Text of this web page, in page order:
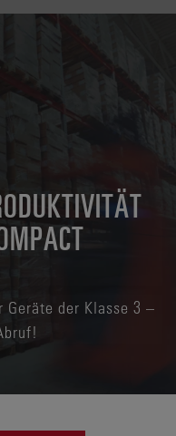
der Klasse 3 –